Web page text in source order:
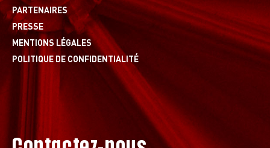
PARTENAIRES
PRESSE
MENTIONS LÉGALES
POLITIQUE DE CONFIDENTIALITÉ